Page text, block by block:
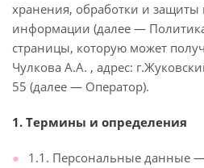
хранения, обработки и защиты
информации (далее —
страницы, которую может
Чулкова А.А. , адрес:
55 (далее — Оператор).
1. Термины и определения
1.1. Персональные данные